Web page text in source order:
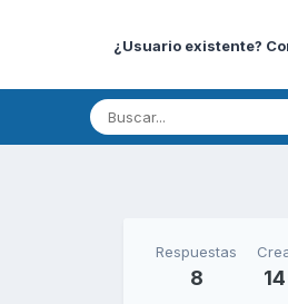
¿Usuario existente?
Respuestas
8